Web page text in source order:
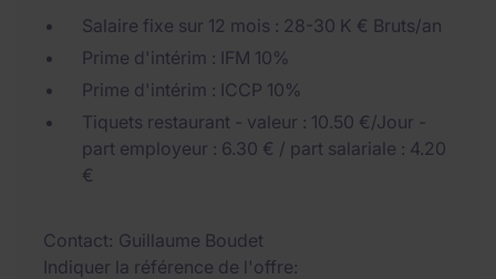
Salaire fixe sur 12 mois : 28-30 K € Bruts/an
Prime d'intérim : IFM 10%
Prime d'intérim : ICCP 10%
Tiquets restaurant - valeur : 10.50 €/Jour -
part employeur : 6.30 € / part salariale : 4.20
€
Contact Guillaume Boudet
Indiquer la référence de l'offre